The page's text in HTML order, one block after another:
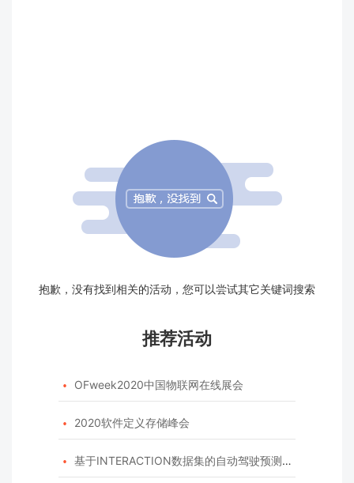
抱歉，没有找到相关的活动，您可以尝试其它关键词搜索
推荐活动
 OFweek2020中国物联网在线展会
 2020软件定义存储峰会
 基于INTERACTION数据集的自动驾驶预测模型挑战赛